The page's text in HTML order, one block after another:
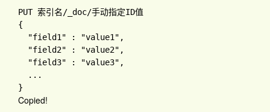
PUT 索引名 /_doc/手动指定
{
"field1"
: "value1" ,
"field2"
: "value2" ,
"field3"
: "value3" ,
Copied!